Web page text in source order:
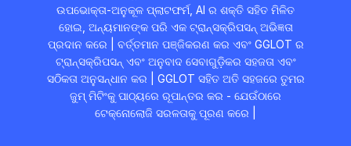
ଉପଭୋକ୍ତା-ଅନୁକୂଳ ପ୍ଲାଟଫର୍ମ, AI ର ଶକ୍ତି ସହିତ ମିଳିତ
ହୋଇ, ଅନ୍ୟମାନଙ୍କ ପରି ଏକ ଟ୍ରାନ୍ସକ୍ରିପସନ୍ ଅଭିଜ୍ଞତା
ପ୍ରଦାନ କରେ | ବର୍ତ୍ତମାନ ପଞ୍ଜିକରଣ କର ଏବଂ GGLOT ର
ଟ୍ରାନ୍ସକ୍ରିପସନ୍ ଏବଂ ଅନୁବାଦ ସେବାଗୁଡ଼ିକର ସହଜତା ଏବଂ
ସଠିକତା ଅନୁସନ୍ଧାନ କର | GGLOT ସହିତ ଅତି ସହଜରେ ତୁମର
ଜୁମ୍ ମିଟିଂକୁ ପାଠ୍ୟରେ ରୂପାନ୍ତର କର - ଯେଉଁଠାରେ
ଟେକ୍ନୋଲୋଜି ସରଳତାକୁ ପୂରଣ କରେ |